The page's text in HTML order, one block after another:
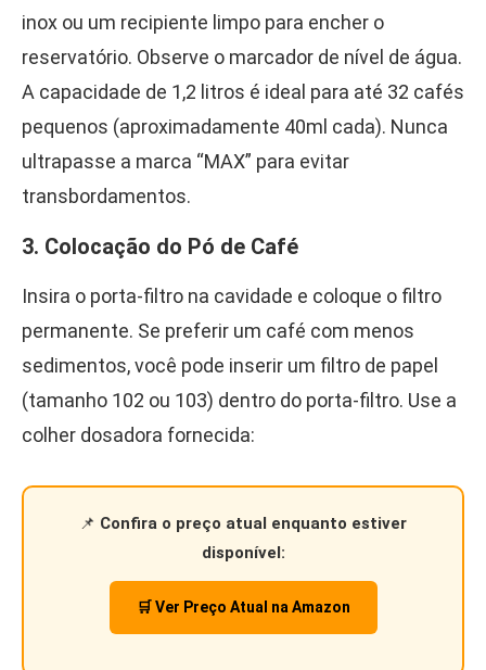
inox ou um recipiente limpo para encher o
reservatório. Observe o marcador de nível de água.
A capacidade de 1,2 litros é ideal para até 32 cafés
pequenos (aproximadamente 40ml cada). Nunca
ultrapasse a marca “MAX” para evitar
transbordamentos.
3. Colocação do Pó de Café
Insira o porta-filtro na cavidade e coloque o filtro
permanente. Se preferir um café com menos
sedimentos, você pode inserir um filtro de papel
(tamanho 102 ou 103) dentro do porta-filtro. Use a
colher dosadora fornecida:
📌 Confira o preço atual enquanto estiver
disponível:
🛒 Ver Preço Atual na Amazon